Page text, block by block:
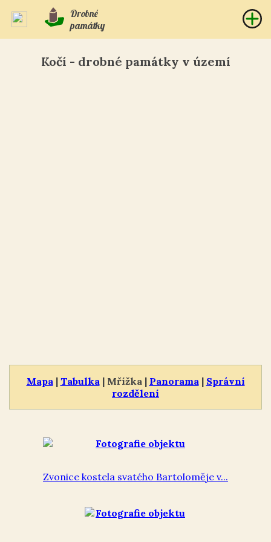
Drobné
památky
Kočí - drobné památky v území
Mapa | Tabulka | Mřížka | Panorama | Správní
rozdělení
Zvonice kostela svatého Bartoloměje v...